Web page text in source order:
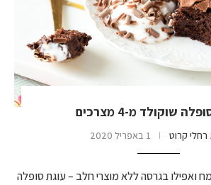
שוקולד מ-4 מצרכים
רחלי קרוט 1 באפריל 2020
ואפילו בגרסה ללא מוצרי חלב – עוגת סופלה